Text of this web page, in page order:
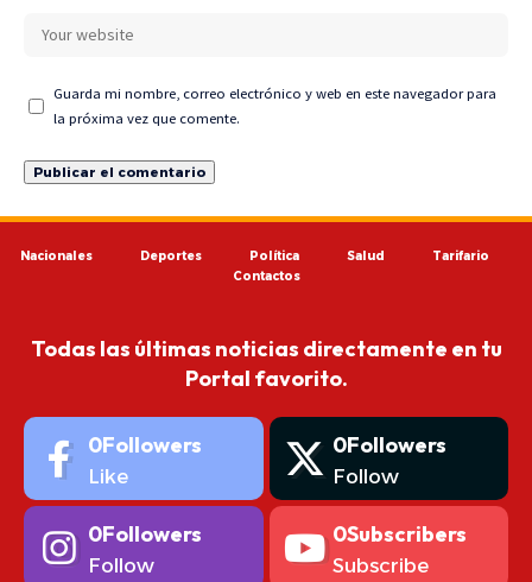
Guarda mi nombre, correo electrónico y web en este navegador para
la próxima vez que comente.
Nacionales Deportes Política Salud
Tarifario
Contactos
Todas las últimas noticias directamente en tu
Portal favorito.
0Followers
Like
0Followers
Follow
0Followers
Follow
0Subscribers
Subscribe